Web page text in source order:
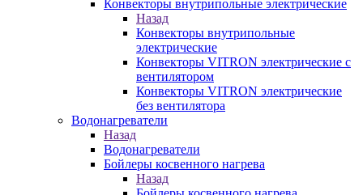
Конвекторы внутрипольные электрические
Назад
Конвекторы внутрипольные
электрические
Конвекторы VITRON электрические с
вентилятором
Конвекторы VITRON электрические
без вентилятора
Водонагреватели
Назад
Водонагреватели
Бойлеры косвенного нагрева
Назад